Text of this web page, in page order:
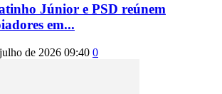
Júnior e PSD reúnem
em...
de 2026 09:40 0